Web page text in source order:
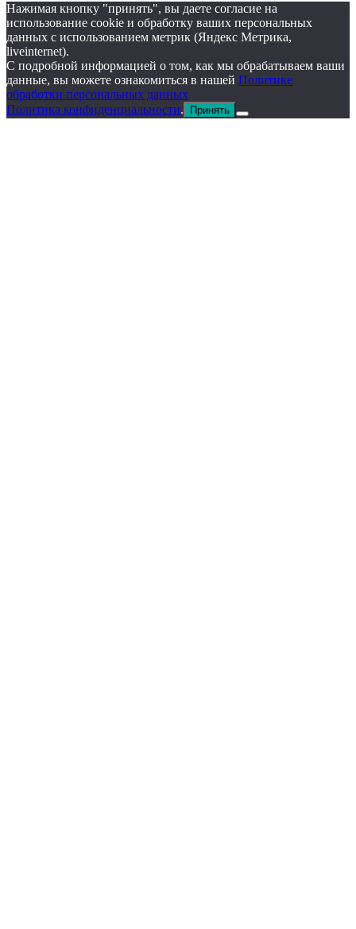
Нажимая кнопку "принять", вы даете согласие на
использование cookie и обработку ваших персональных
данных с использованием метрик (Яндекс Метрика,
liveinternet).
С подробной информацией о том, как мы обрабатываем ваши
данные, вы можете ознакомиться в нашей Политике
обработки персональных данных
Политика конфиденциальности. Принять